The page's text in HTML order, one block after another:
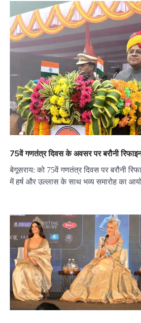
75वें गणतंत्र दिवस के अवसर पर बरौनी
बेगूसराय: को 75वें गणतंत्र दिवस पर बरौनी
में हर्ष और उल्लास के साथ भव्य समारोह का